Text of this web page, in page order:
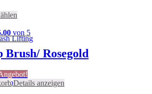
Lifting
weist
mehrere
Varianten
auf.
Optionen
können
von 5
Brush/ Rosegold
Details anzeigen